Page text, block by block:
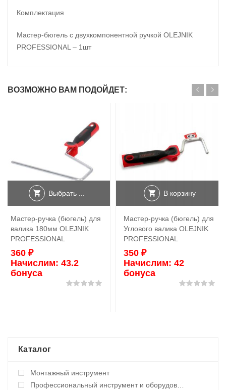
Комплектация
Мастер-бюгель с двухкомпонентной ручкой OLEJNIK
PROFESSIONAL – 1шт
ВОЗМОЖНО ВАМ ПОДОЙДЕТ:
Выбрать ...
Мастер-ручка (бюгель) для
валика 180мм OLEJNIK
PROFESSIONAL
360 ₽
Начислим: 43.2
бонуса
В корзину
Мастер-ручка (бюгель) для
Углового валика OLEJNIK
PROFESSIONAL
350 ₽
Начислим: 42
бонуса
Каталог
Монтажный инструмент
Профессиональный инструмент и оборудование